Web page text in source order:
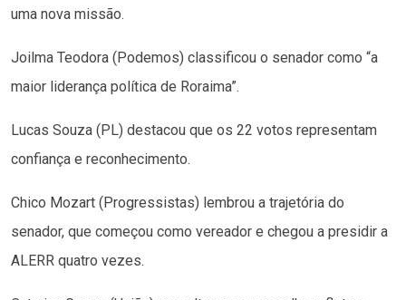
uma nova missão.
Joilma Teodora (Podemos) classificou o senador como “a
maior liderança política de Roraima”.
Lucas Souza (PL) destacou que os 22 votos representam
confiança e reconhecimento.
Chico Mozart (Progressistas) lembrou a trajetória do
senador, que começou como vereador e chegou a presidir a
ALERR quatro vezes.